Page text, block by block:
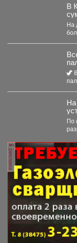
В
На
более
🦖
По
реклама